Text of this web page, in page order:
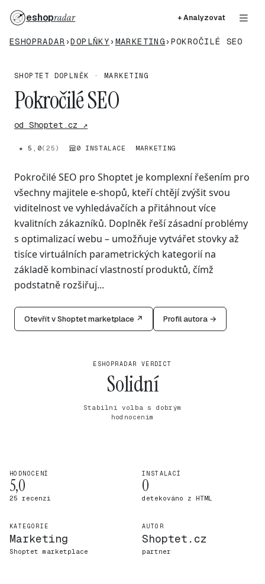
eshopradar + Analyzovat
ESHOPRADAR ›DOPLŇKY › MARKETING › POKROČILÉ SEO
SHOPTET DOPLNĚK · MARKETING
Pokročilé SEO
od Shoptet.cz ↗
★ 5,0(25) 0 INSTALACE MARKETING
Pokročilé SEO pro Shoptet je komplexní řešením pro
všechny majitele e-shopů, kteří chtějí zvýšit svou
viditelnost ve vyhledávačích a přitáhnout více
kvalitních zákazníků. Doplněk řeší zásadní problémy
s optimalizací webu – umožňuje vytvářet stovky až
tisíce virtuálních parametrických kategorií na
základě kombinací vlastností produktů, čímž
podstatně rozšiřuj...
Otevřít v Shoptet marketplace ↗ Profil autora →
ESHOPRADAR VERDICT
Solidní
Stabilní volba s dobrým
hodnocením
HODNOCENÍ
5,0
25 recenzí
INSTALACÍ
0
detekováno z HTML
KATEGORIE
Marketing
Shoptet marketplace
AUTOR
Shoptet.cz
partner